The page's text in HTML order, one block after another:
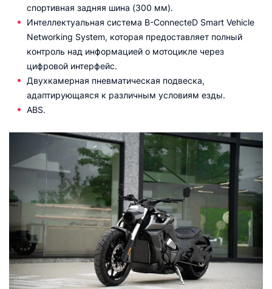
спортивная задняя шина (300 мм).
Интеллектуальная система B-ConnecteD Smart Vehicle
Networking System, которая предоставляет полный
контроль над информацией о мотоцикле через
цифровой интерфейс.
Двухкамерная пневматическая подвеска,
адаптирующаяся к различным условиям езды.
ABS.